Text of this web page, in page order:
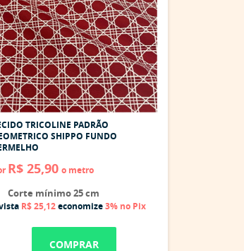
TRICOLINE PADRÃO
SHIPPO FUNDO
R$ 25,90 o metro
Corte mínimo 25 cm
R$ 25,12economize3% no Pix
COMPRAR